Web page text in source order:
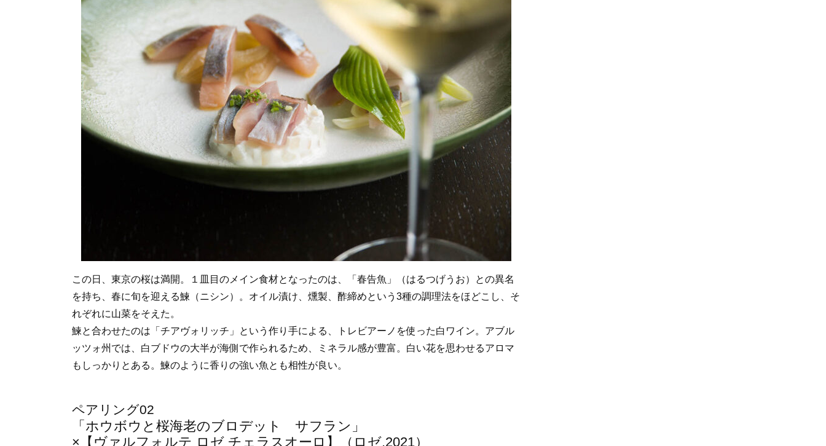
この日、東京の桜は満開。１皿目のメイン食材となったのは、「春告魚」（はるつげうお）との異名
を持ち、春に旬を迎える鰊（ニシン）。オイル漬け、燻製、酢締めという3種の調理法をほどこし、そ
れぞれに山菜をそえた。
鰊と合わせたのは「チアヴォリッチ」という作り手による、トレビアーノを使った白ワイン。アブル
ッツォ州では、白ブドウの大半が海側で作られるため、ミネラル感が豊富。白い花を思わせるアロマ
もしっかりとある。鰊のように香りの強い魚とも相性が良い。
ペアリング02
「ホウボウと桜海老のブロデット サフラン」
×【ヴァルフォルテ ロゼ チェラスオーロ】（ロゼ,2021）